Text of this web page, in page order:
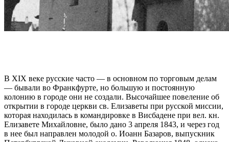
В XIX веке русские часто — в основном по торговым делам
— бывали во Франкфурте, но большую и постоянную
колонию в городе они не создали. Высочайшее повеление об
открытии в городе церкви св. Елизаветы при русской миссии,
которая находилась в командировке в Висбадене при вел. кн.
Елизавете Михайловне, было дано 3 апреля 1843, и через год
в нее был направлен молодой о. Иоанн Базаров, выпускник